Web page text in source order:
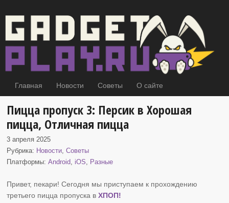
Главная Новости Советы О сайте
Пицца пропуск 3: Персик в Хорошая
пицца, Отличная пицца
3 апреля 2025
Рубрика: Новости,Советы
Платформы:Android, iOS, Разные
Привет, пекари! Сегодня мы приступаем к прохождению
третьего пицца пропуска вХПОП!